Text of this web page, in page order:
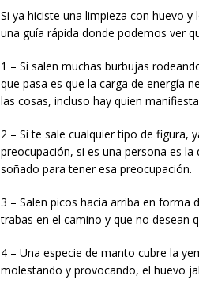
Si ya hiciste una limpieza con huevo
una guía rápida donde podemos ver
1 – Si salen muchas burbujas
que pasa es que la carga de energía
las cosas, incluso hay quien
2 – Si te sale cualquier tipo de figura,
preocupación, si es una persona es
soñado para tener esa preocupación.
3 – Salen picos hacia arriba en forma
trabas en el camino y que no desean
4 – Una especie de manto cubre la
molestando y provocando, el huevo